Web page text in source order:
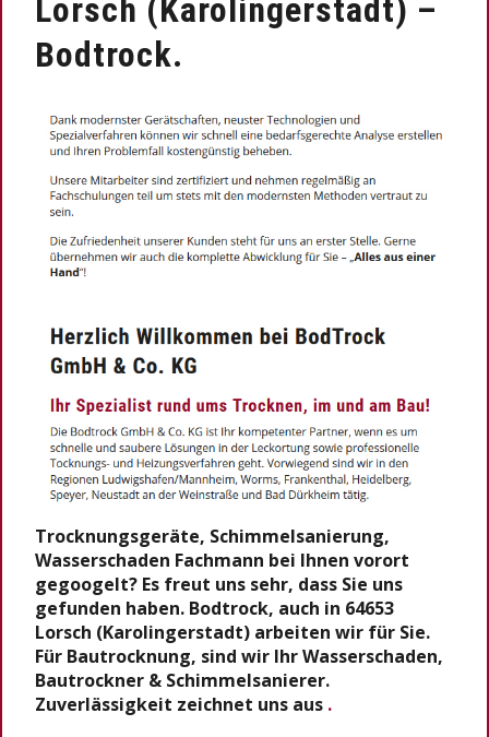
Lorsch (Karolingerstadt) –
Bodtrock.
Trocknungsgeräte, Schimmelsanierung,
Wasserschaden Fachmann bei Ihnen vorort
gegoogelt? Es freut uns sehr, dass Sie uns
gefunden haben. Bodtrock, auch in 64653
Lorsch (Karolingerstadt) arbeiten wir für Sie.
Für Bautrocknung, sind wir Ihr Wasserschaden,
Bautrockner & Schimmelsanierer.
Zuverlässigkeit zeichnet uns aus .